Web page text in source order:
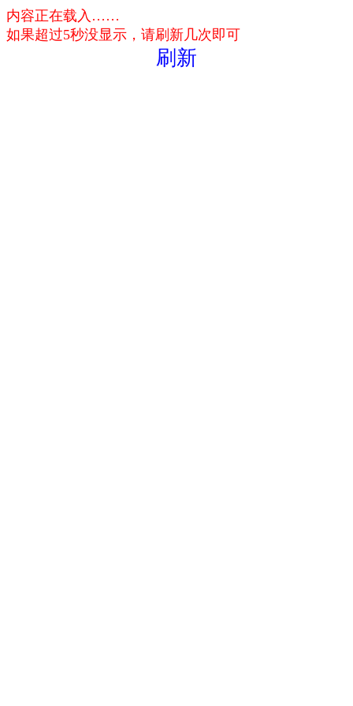
内容正在载入……
如果超过5秒没显示，请刷新几次即可
刷新